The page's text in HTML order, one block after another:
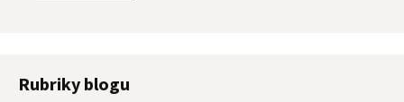
Rubriky blogu